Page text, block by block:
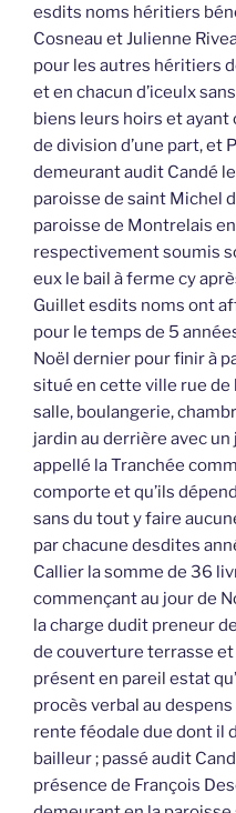
esdits noms héritiers
Cosneau et Julienne
pour les autres héritiers
et en chacun d’iceulx
biens leurs hoirs et ayant
de division d’une part, et
demeurant audit Candé
paroisse de saint Michel
paroisse de Montrelais
respectivement soumis
eux le bail à ferme cy
Guillet esdits noms ont
pour le temps de 5
Noël dernier pour finir à
situé en cette ville rue de
salle, boulangerie,
jardin au derrière avec
appellé la Tranchée
comporte et qu’ils
sans du tout y faire
par chacune desdites
Callier la somme de 36
commençant au jour de
la charge dudit preneur
de couverture terrasse et
présent en pareil estat
procès verbal au
rente féodale due dont il
bailleur ; passé audit
présence de François